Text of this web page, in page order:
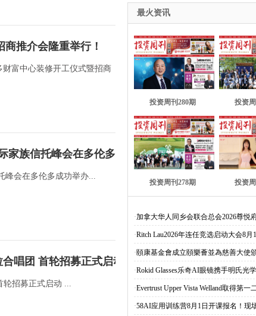
推介会隆重举行！
富中心装修开工仪式暨招商
族信托峰会在多伦多成功举
会在多伦多成功举办...
唱团 首轮招募正式启动！
轮招募正式启动 ...
最火资讯
投资周刊280期 投资
投资周刊278期 投资
·加拿大华人同乡会联合总会2026尊悦
·Ritch Lau2026年连任竞选启动大会8月
·頤康基金會成立頤樂薈並為慈善大使
·Rokid Glasses乐奇AI眼镜携手明氏光
·Evertrust Upper Vista Welland取得第一
·58AI应用训练营8月1日开课报名！现